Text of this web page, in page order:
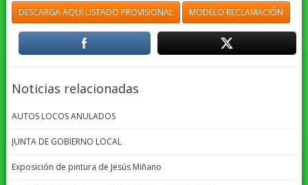
DESCARGA AQUÍ LISTADO PROVISIONAL MODELO RECLAMACIÓN
Noticias relacionadas
AUTOS LOCOS ANULADOS
JUNTA DE GOBIERNO LOCAL
Exposición de pintura de Jesús Miñano